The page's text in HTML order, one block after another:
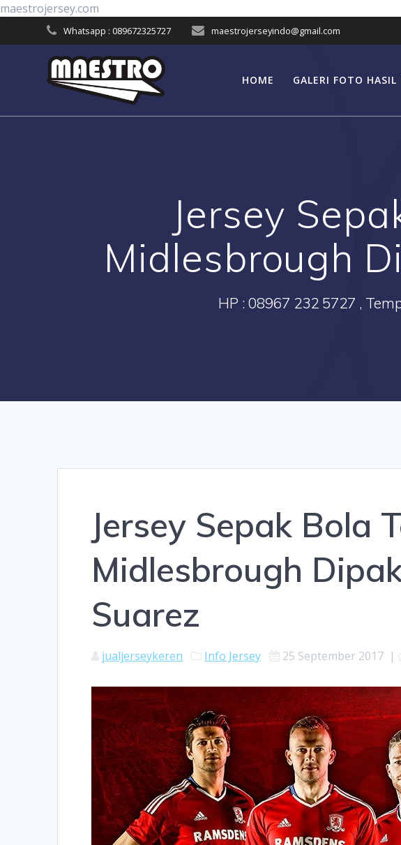
maestrojersey.com
content
Whatsapp : 089672325727 maestrojerseyindo@gmail.com
HOME GALERI FOTO HASIL
Jersey
Midlesbrough
HP : 08967 232 5727 ,
Jersey Sepak Bola
Midlesbrough
Suarez
jualjerseykeren Info Jersey 25 September 2017 |